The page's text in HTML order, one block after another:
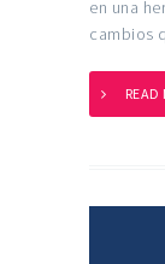
en una
cambios
READ